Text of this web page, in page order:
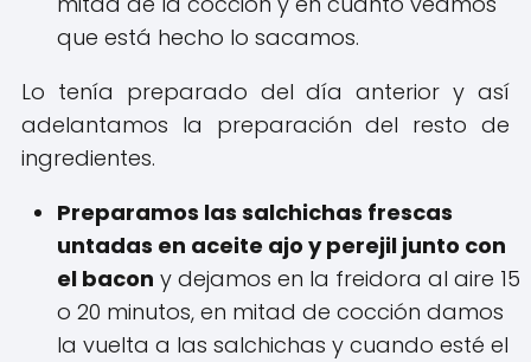
que está hecho lo sacamos.
Lo tenía preparado del día anterior y así
adelantamos la preparación del resto de
ingredientes.
Preparamos las salchichas frescas
untadas en aceite ajo y perejil junto con
el bacon y dejamos en la freidora al aire 15
o 20 minutos, en mitad de cocción damos
la vuelta a las salchichas y cuando esté el